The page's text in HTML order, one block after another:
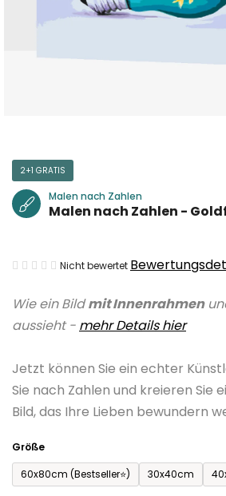
Wie ein Bildmit Innenrahmen
aussieht - mehr Details hier
Jetzt können Sie ein echter
Sie nach Zahlen und kreieren Sie
Bild, das Ihre Lieben bewundern
Größe
60x80cm (Bestseller⭐)
30x40cm
2+1 GRATIS
Malen nach Zahlen
Malen nach Zahlen -
Die
Produktbewertung
ist
von
5
Sternen.
Nicht bewertet